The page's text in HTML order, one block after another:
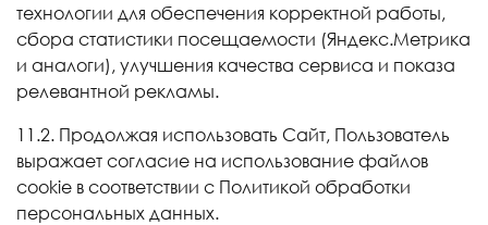
технологии для обеспечения корректной работы,
сбора статистики посещаемости (Яндекс.Метрика
и аналоги), улучшения качества сервиса и показа
релевантной рекламы.
11.2. Продолжая использовать Сайт, Пользователь
выражает согласие на использование файлов
cookie в соответствии с Политикой обработки
персональных данных.